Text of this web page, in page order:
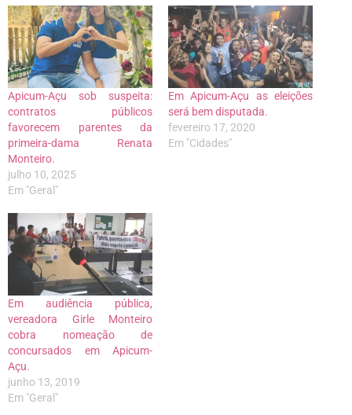
Apicum-Açu sob suspeita:
contratos públicos
favorecem parentes da
primeira-dama Renata
Monteiro.
julho 10, 2025
Em "Geral"
Em Apicum-Açu as eleições
será bem disputada.
fevereiro 17, 2020
Em "Cidades"
Em audiência pública,
vereadora Girle Monteiro
cobra nomeação de
concursados em Apicum-
Açu.
junho 13, 2019
Em "Geral"